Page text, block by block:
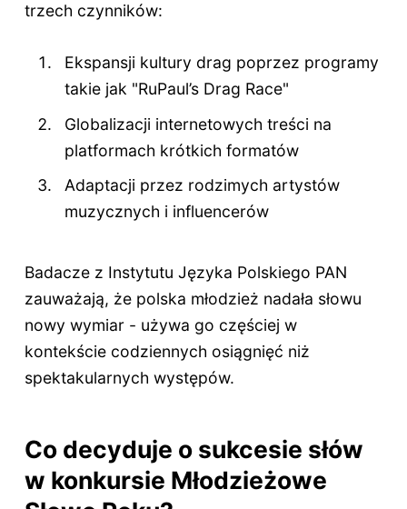
trzech czynników:
Ekspansji kultury drag poprzez programy
takie jak "RuPaul’s Drag Race"
Globalizacji internetowych treści na
platformach krótkich formatów
Adaptacji przez rodzimych artystów
muzycznych i influencerów
Badacze z Instytutu Języka Polskiego PAN
zauważają, że polska młodzież nadała słowu
nowy wymiar - używa go częściej w
kontekście codziennych osiągnięć niż
spektakularnych występów.
Co decyduje o sukcesie słów
w konkursie Młodzieżowe